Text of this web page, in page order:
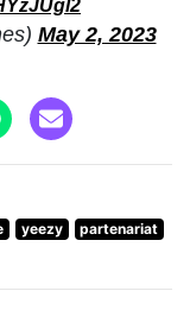
May 2, 2023
yeezy
partenariat